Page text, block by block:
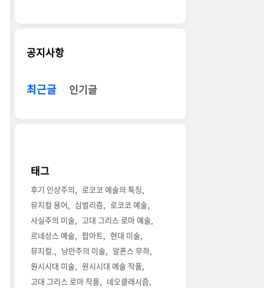
공지사항
최근글 인기글
태그
후기 인상주의
로코코 예술의 특징
뮤지컬 용어
심벌리즘
로코코 예술
사실주의 미술
고대 그리스 로마 예술
르네상스 예술
팝아트
현대 미술
뮤지컬.
낭만주의 미술
알폰스 무하
원시시대 미술
원시시대 예술 작품
고대 그리스 로마 작품
네오클래시즘